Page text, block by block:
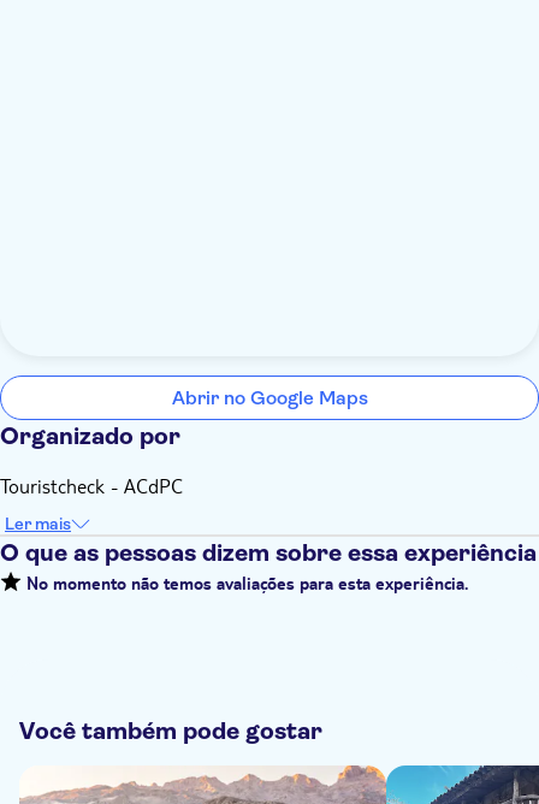
Abrir no Google Maps
Organizado por
Touristcheck - ACdPC
Ler mais
O que as pessoas dizem sobre essa experiência
No momento não temos avaliações para esta experiência.
Você também pode gostar